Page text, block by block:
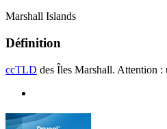
Marshall Islands
Définition
ccTLD des Îles Marshall. Attention :